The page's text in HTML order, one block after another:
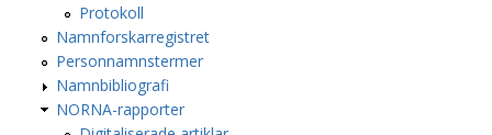
Protokoll
Namnforskarregistret
Personnamnstermer
Namnbibliografi
NORNA-rapporter